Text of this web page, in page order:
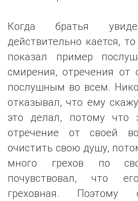
Когда братья
действительно кается,
показал пример
смирения, отречения от
послушным во всем.
отказывал, что ему
это делал, потому что
отречение от своей
очистить свою душу,
много грехов по
почувствовал, что
греховная. Поэтому